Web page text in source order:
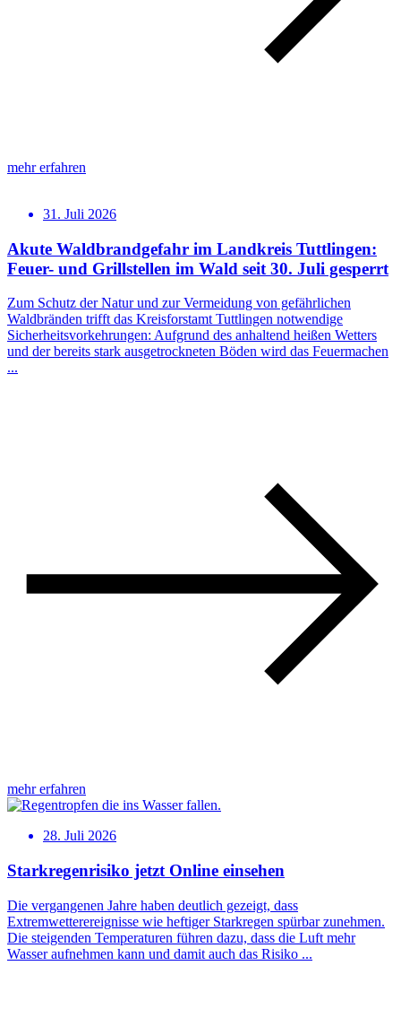
mehr erfahren
31. Juli 2026
Akute Waldbrandgefahr im Landkreis Tuttlingen:
Feuer- und Grillstellen im Wald seit 30. Juli gesperrt
Zum Schutz der Natur und zur Vermeidung von gefährlichen
Waldbränden trifft das Kreisforstamt Tuttlingen notwendige
Sicherheitsvorkehrungen: Aufgrund des anhaltend heißen Wetters
und der bereits stark ausgetrockneten Böden wird das Feuermachen
...
mehr erfahren
28. Juli 2026
Starkregenrisiko jetzt Online einsehen
Die vergangenen Jahre haben deutlich gezeigt, dass
Extremwetterereignisse wie heftiger Starkregen spürbar zunehmen.
Die steigenden Temperaturen führen dazu, dass die Luft mehr
Wasser aufnehmen kann und damit auch das Risiko ...